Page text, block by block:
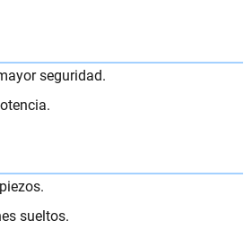
seguridad.
sueltos.